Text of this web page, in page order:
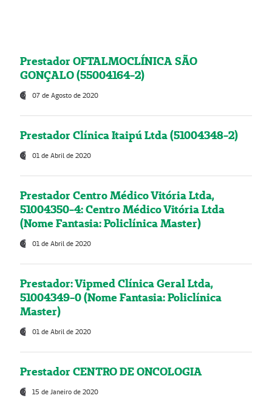
Prestador OFTALMOCLÍNICA SÃO
GONÇALO (55004164-2)
07 de Agosto de 2020
Prestador Clínica Itaipú Ltda (51004348-2)
01 de Abril de 2020
Prestador Centro Médico Vitória Ltda,
51004350-4: Centro Médico Vitória Ltda
(Nome Fantasia: Policlínica Master)
01 de Abril de 2020
Prestador: Vipmed Clínica Geral Ltda,
51004349-0 (Nome Fantasia: Policlínica
Master)
01 de Abril de 2020
Prestador CENTRO DE ONCOLOGIA
15 de Janeiro de 2020